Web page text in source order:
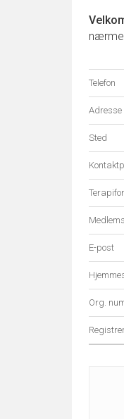
Telefon
Adresse
Sted
E-post
Org.